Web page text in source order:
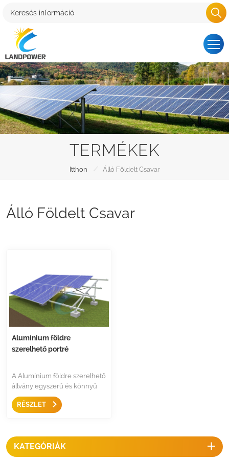
TERMÉKEK
Itthon / Álló Földelt Csavar
Álló Földelt Csavar
Alumínium földre
szerelhető portré
A Alumínium földre szerelhető
állvány egyszerű és könnyű
szerelési megoldás
nagyméretű kereskedelmi
rozsdamentes acél
rögzítőkkel, a szerkezet
költséghatékony.
RÉSZLET
KATEGÓRIÁK